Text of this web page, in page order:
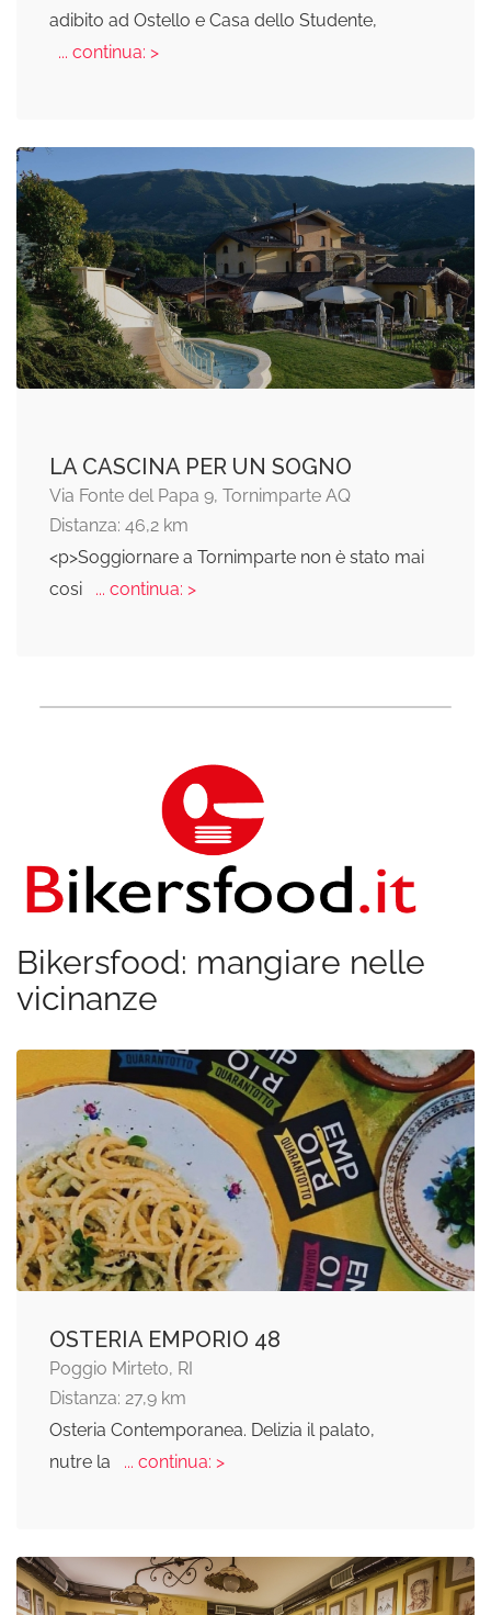
adibito ad Ostello e Casa dello Studente,
... continua: >
LA CASCINA PER UN SOGNO
Via Fonte del Papa 9, Tornimparte AQ
Distanza: 46,2 km
<p>Soggiornare a Tornimparte non è stato mai
cosi
... continua: >
Bikersfood: mangiare nelle
vicinanze
OSTERIA EMPORIO 48
Poggio Mirteto, RI
Distanza: 27,9 km
Osteria Contemporanea. Delizia il palato,
nutre la
... continua: >